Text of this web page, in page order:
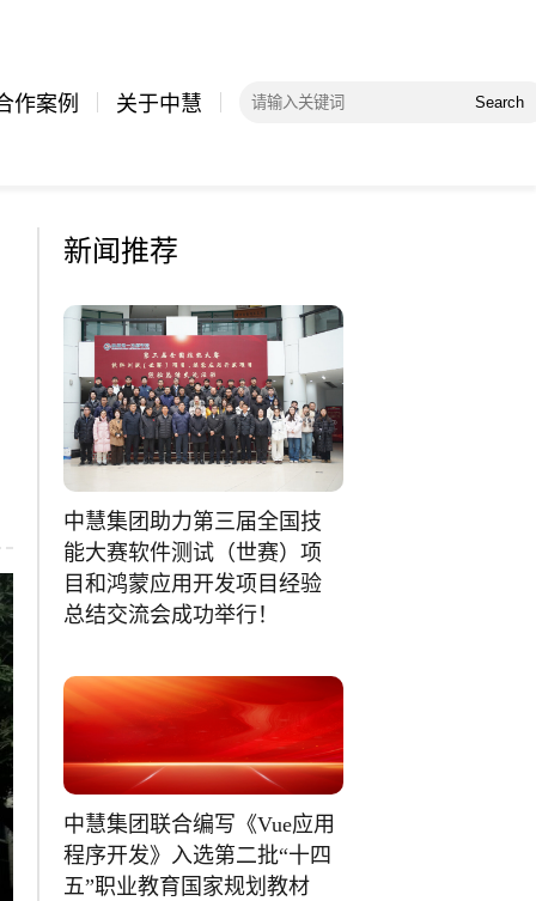
作案例 关于中慧 Search
新闻推荐
中慧集团助力第三届全国技
能大赛软件测试（世赛）项
目和鸿蒙应用开发项目经验
总结交流会成功举行！
中慧集团联合编写《Vue应用
程序开发》入选第二批“十四
五”职业教育国家规划教材